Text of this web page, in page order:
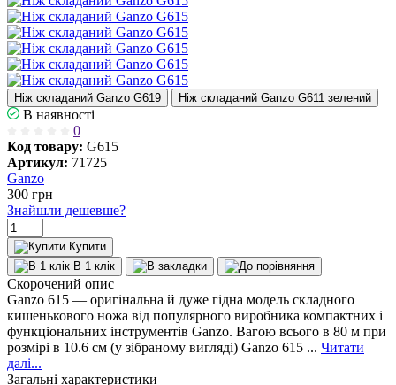
Ніж складаний Ganzo G619 Ніж складаний Ganzo G611 зелений
В наявності
0
Код товару: G615
Артикул: 71725
Ganzo
300 грн
Знайшли дешевше?
Купити
В 1 клік
Скорочений опис
Ganzo 615 — оригінальна й дуже гідна модель складного
кишенькового ножа від популярного виробника компактних і
функціональних інструментів Ganzo. Вагою всього в 80 м при
розмірі в 10.6 см (у зібраному вигляді) Ganzo 615 ... Читати
далі...
Загальні характеристики